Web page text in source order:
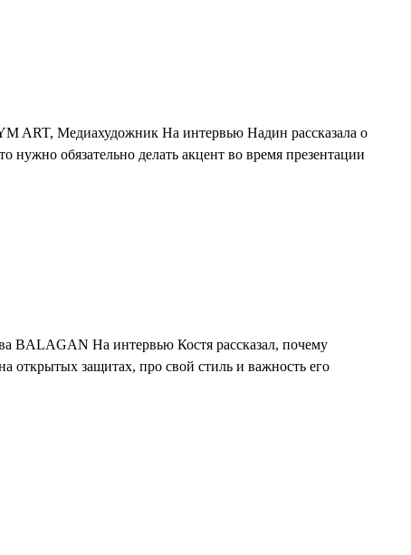
ART, Медиахудожник На интервью Надин рассказала о
обязательно делать акцент во время презентации
BALAGAN На интервью Костя рассказал, почему
открытых защитах, про свой стиль и важность его